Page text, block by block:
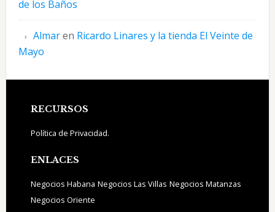
de los Baños
Almaren Ricardo Linares y la tienda El Veinte de
Mayo
Footer
RECURSOS
Política de Privacidad.
ENLACES
Negocios Habana Negocios Las Villas Negocios Matanzas
Negocios Oriente